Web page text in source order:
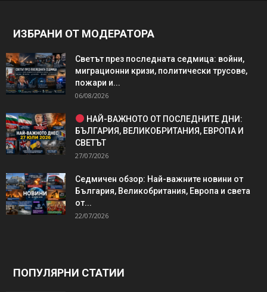
ИЗБРАНИ ОТ МОДЕРАТОРА
Светът през последната седмица: войни,
миграционни кризи, политически трусове,
пожари и...
06/08/2026
НАЙ-ВАЖНОТО ОТ ПОСЛЕДНИТЕ ДНИ:
БЪЛГАРИЯ, ВЕЛИКОБРИТАНИЯ, ЕВРОПА И
СВЕТЪТ
27/07/2026
Седмичен обзор: Най-важните новини от
България, Великобритания, Европа и света
от...
22/07/2026
ПОПУЛЯРНИ СТАТИИ